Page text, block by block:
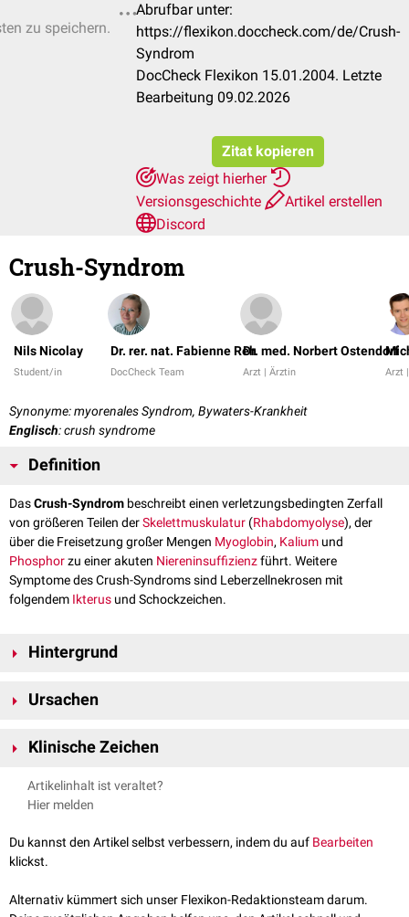
zu speichern.
Abrufbar unter:
https://flexikon.doccheck.com/de/Crush-
Syndrom
DocCheck Flexikon 15.01.2004. Letzte
Bearbeitung 09.02.2026
Zitat kopieren
Was zeigt hierher
Versionsgeschichte
Artikel erstellen
Discord
Crush-Syndrom
Nils Nicolay
Student/in
Dr. rer. nat. Fabienne Reh
DocCheck Team
Dr. med. Norbert Ostendorf
Arzt | Ärztin Arzt
Synonyme: myorenales Syndrom, Bywaters-Krankheit
Englisch: crush syndrome
Definition
DasCrush-Syndrom beschreibt einen verletzungsbedingten Zerfall
von größeren Teilen derSkelettmuskulatur (Rhabdomyolyse), der
über die Freisetzung großer Mengen Myoglobin, Kalium und
Phosphorzu einer akuten Niereninsuffizienzführt. Weitere
Symptome des Crush-Syndroms sind Leberzellnekrosen mit
folgendem Ikterus und Schockzeichen.
Hintergrund
bis heute nicht eindeutig geklärt. Während einige Quellen das in grossen
verantwortlich machen, sprechen andere Autoren von einer
schockbedingten Verminderung der Nierendurchblutung (hypoxische
Tubulopathie ), die die Insuffizienz bedingt.
Ursachen
Prolongierte Einklemmung großer Muskelmassen unter hohem Druck
Kohlenmonoxid-Intoxikationen
maligne Hyperthermie
Klinische Zeichen
Abwesenheit des Pulses
Sensibilitätsstörungen
Artikelinhalt ist veraltet?
Hier melden
Du kannst den Artikel selbst verbessern, indem du auf Bearbeiten
klickst.
Alternativ kümmert sich unser Flexikon-Redaktionsteam darum.